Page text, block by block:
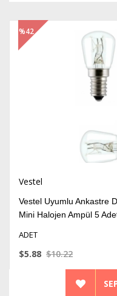
Vestel
Vestel Uyumlu Ankastre
Mini Halojen Ampül 5
ADET
$5.88 $10.22
%42